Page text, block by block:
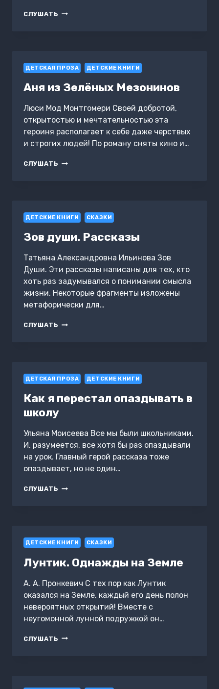
СЛУШАТЬ ПРИКЛЮЧЕНИЯ
ДЕТСКАЯ ПРОЗА ДЕТСКИЕ КНИГИ
Аня из Зелёных Мезонинов
Люси Мод Монтгомери Своей добротой,
открытостью и мечтательностью эта
героиня располагает к себе даже черствых
и строгих людей! По роману сняты кино и…
СЛУШАТЬ АНЯ
ДЕТСКИЕ КНИГИ СКАЗКИ
Зов души. Рассказы
Татьяна Александровна Ильинова Зов
Души. Эти рассказы написаны для тех, кто
хоть раз задумывался о понимании смысла
жизни. Некоторые фрагменты изложены
метафорически для…
СЛУШАТЬ ЗОВ
ДЕТСКАЯ ПРОЗА ДЕТСКИЕ КНИГИ
Как я перестал опаздывать в
школу
Ульяна Моисеева Все мы были школьниками.
И, разумеется, все хотя бы раз опаздывали
на урок. Главный герой рассказа тоже
опаздывает, но не один…
СЛУШАТЬ КАК
ДЕТСКИЕ КНИГИ СКАЗКИ
Лунтик. Однажды на Земле
А. А. Пронкевич С тех пор как Лунтик
оказался на Земле, каждый его день полон
невероятных открытий! Вместе с
неугомонной лунной подружкой он…
СЛУШАТЬ ЛУНТИК.